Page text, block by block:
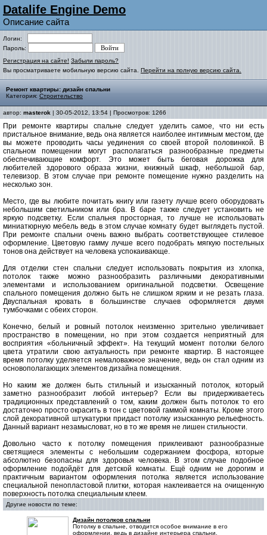
Datalife Engine Demo
Описание сайта
Логин:
Пароль:
Регистрация на сайте! Забыли пароль?
Вы просматриваете мобильную версию сайта. Перейти на полную версию сайта.
Ремонт квартиры: дизайн спальни
Категория: Строительство
автор: masterok | 30-05-2012, 13:54 | Просмотров: 1266
При ремонте квартиры спальне следует уделить самое, что ни есть
пристальное внимание, ведь она является наиболее интимным местом, где
вы можете проводить часы уединения со своей второй половинкой. В
спальном помещении могут располагаться разнообразные предметы
обеспечивающие комфорт. Это может быть беговая дорожка для
любителей здорового образа жизни, книжный шкаф, небольшой бар,
телевизор. В этом случае при ремонте помещение нужно разделить на
несколько зон.
Место, где вы любите почитать книгу или газету лучше всего оборудовать
небольшим светильником или бра. В баре также следует установить не
яркую подсветку. Если спальня просторная, то лучше не использовать
миниатюрную мебель ведь в этом случае комнату будет выглядеть пустой.
При ремонте спальни очень важно выбрать соответствующее стилевое
оформление. Цветовую гамму лучше всего подобрать мягкую постельных
тонов она действует на человека успокаивающе.
Для отделки стен спальни следует использовать покрытия из хлопка,
потолок также можно разнообразить различными декоративными
элементами и использованием оригинальной подсветки. Освещение
спального помещения должно быть не слишком ярким и не резать глаза.
Двуспальная кровать в большинстве случаев оформляется двумя
тумбочками с обеих сторон.
Конечно, белый и ровный потолок неизменно зрительно увеличивает
пространство в помещении, но при этом создается неприятный для
восприятия «больничный эффект». На текущий момент потолки белого
цвета утратили свою актуальность при ремонте квартир. В настоящее
время потолку уделяется немаловажное значение, ведь он стал одним из
основополагающих элементов дизайна помещения.
Но каким же должен быть стильный и изысканный потолок, который
заметно разнообразит любой интерьер? Если вы придерживаетесь
традиционных представлений о том, каким должен быть потолок то его
достаточно просто окрасить в тон с цветовой гаммой комнаты. Кроме этого
слой декоративной штукатурки придаст потолку изысканную рельефность.
Данный вариант незамысловат, но в то же время не лишен стильности.
Довольно часто к потолку помещения приклеивают разнообразные
светящиеся элементы с небольшим содержанием фосфора, которые
абсолютно безопасны для здоровья человека. В этом случае подобное
оформление подойдёт для детской комнаты. Ещё одним не дорогим и
практичным вариантом оформления потолка является использование
специальной пенопластовой плитки, которая наклеивается на очищенную
поверхность потолка специальным клеем.
Другие новости по теме:
Дизайн потолков спальни
Потолку в спальне, отводится особое внимание в его
оформлении, ведь в дизайне интерьера спальни,